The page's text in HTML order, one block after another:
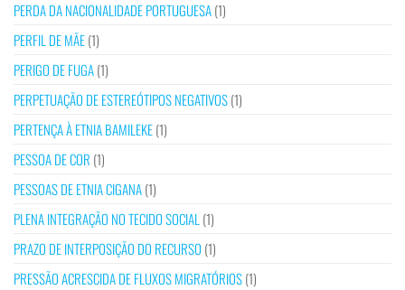
PERDA DA NACIONALIDADE PORTUGUESA(1)
PERFIL DE MÃE(1)
PERIGO DE FUGA(1)
PERPETUAÇÃO DE ESTEREÓTIPOS NEGATIVOS(1)
PERTENÇA À ETNIA BAMILEKE(1)
PESSOA DE COR (1)
PESSOAS DE ETNIA CIGANA(1)
PLENA INTEGRAÇÃO NO TECIDO SOCIAL (1)
PRAZO DE INTERPOSIÇÃO DO RECURSO (1)
PRESSÃO ACRESCIDA DE FLUXOS MIGRATÓRIOS(1)